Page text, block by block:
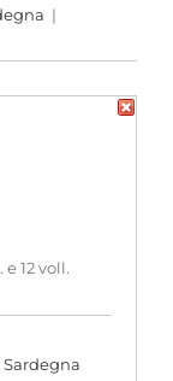
|
e 12 voll.
Sardegna